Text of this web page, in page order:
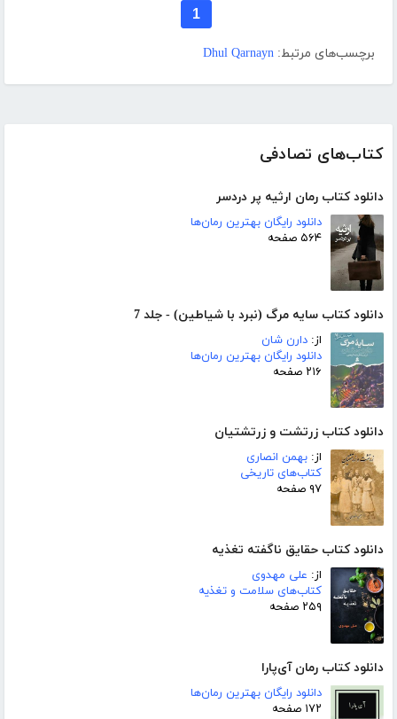
کتاب‌های تصادفی
دانلود کتاب رمان ارثیه پر دردسر
دانلود رایگان بهترین رمان‌ها
۵۶۴ صفحه
دانلود کتاب سایه مرگ (نبرد با شیاطین) - جلد 7
از: دارن شان
دانلود رایگان بهترین رمان‌ها
۲۱۶ صفحه
دانلود کتاب زرتشت و زرتشتیان
از: بهمن انصاری
کتاب‌های تاریخی
۹۷ صفحه
دانلود کتاب حقایق ناگفته تغذیه
از: علی مهدوی
کتاب‌های سلامت و تغذیه
۲۵۹ صفحه
دانلود کتاب رمان آی‌پارا
دانلود رایگان بهترین رمان‌ها
۱۷۲ صفحه
1
برچسب‌های مرتبط: Dhul Qarnayn